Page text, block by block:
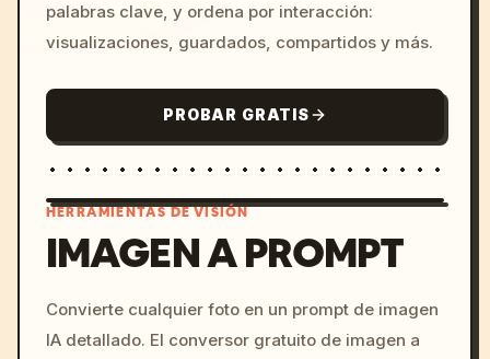
palabras clave, y ordena por interacción:
visualizaciones, guardados, compartidos y más.
PROBAR GRATIS
c, cyberpunk sunset, neon
colors, 8k --v 6.0
HERRAMIENTAS DE VISIÓN
IMAGEN A PROMPT
Convierte cualquier foto en un prompt de imagen
IA detallado. El conversor gratuito de imagen a